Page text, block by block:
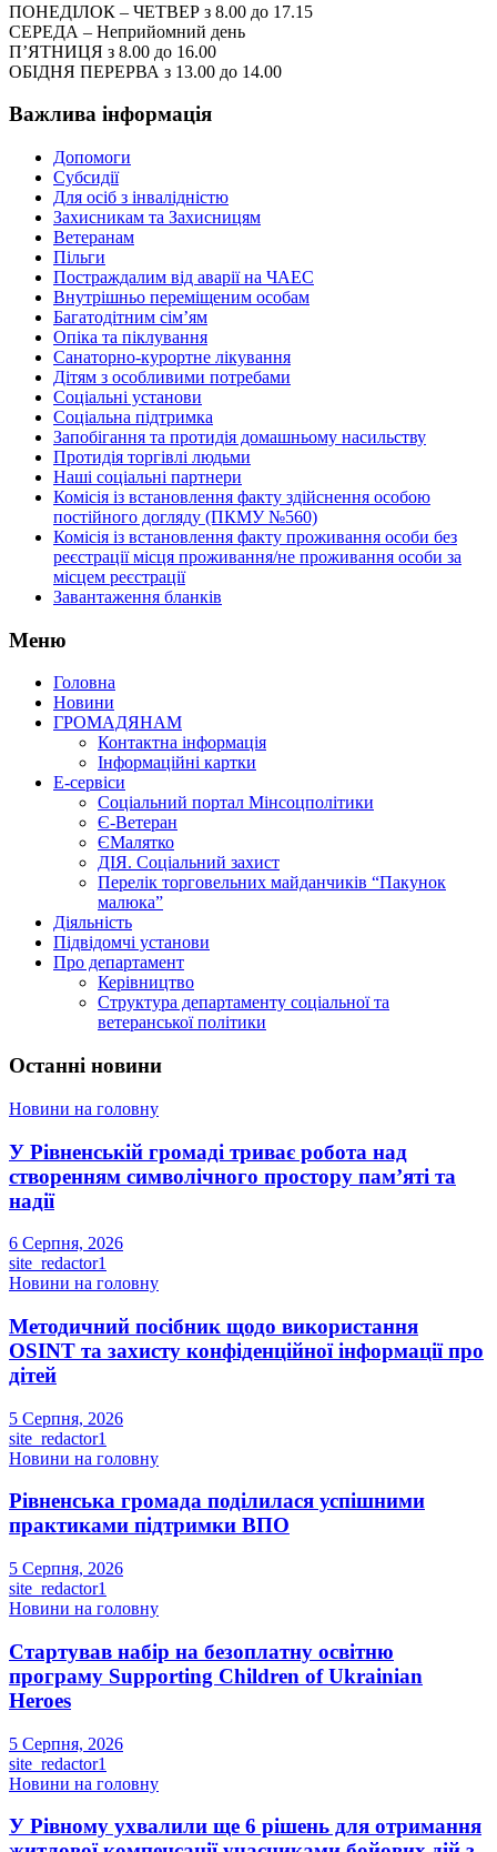
ПОНЕДІЛОК – ЧЕТВЕР з 8.00 до 17.15
СЕРЕДА – Неприйомний день
П’ЯТНИЦЯ з 8.00 до 16.00
ОБІДНЯ ПЕРЕРВА з 13.00 до 14.00
Важлива інформація
Допомоги
Субсидії
Для осіб з інвалідністю
Захисникам та Захисницям
Ветеранам
Пільги
Постраждалим від аварії на ЧАЕС
Внутрішньо переміщеним особам
Багатодітним сім’ям
Опіка та піклування
Санаторно-курортне лікування
Дітям з особливими потребами
Соціальні установи
Соціальна підтримка
Запобігання та протидія домашньому насильству
Протидія торгівлі людьми
Наші соціальні партнери
Комісія із встановлення факту здійснення особою
постійного догляду (ПКМУ №560)
Комісія із встановлення факту проживання особи без
реєстрації місця проживання/не проживання особи за
місцем реєстрації
Завантаження бланків
Меню
Головна
Новини
ГРОМАДЯНАМ
Контактна інформація
Інформаційні картки
Е-сервіси
Соціальний портал Мінсоцполітики
Є-Ветеран
ЄМалятко
ДІЯ. Соціальний захист
Перелік торговельних майданчиків “Пакунок
малюка”
Діяльність
Підвідомчі установи
Про департамент
Керівництво
Структура департаменту соціальної та
ветеранської політики
Останні новини
Новини на головну
У Рівненській громаді триває робота над
створенням символічного простору пам’яті та
надії
6 Серпня, 2026
site_redactor1
Новини на головну
Методичний посібник щодо використання
OSINT та захисту конфіденційної інформації про
дітей
5 Серпня, 2026
site_redactor1
Новини на головну
Рівненська громада поділилася успішними
практиками підтримки ВПО
5 Серпня, 2026
site_redactor1
Новини на головну
Стартував набір на безоплатну освітню
програму Supporting Children of Ukrainian
Heroes
5 Серпня, 2026
site_redactor1
Новини на головну
У Рівному ухвалили ще 6 рішень для отримання